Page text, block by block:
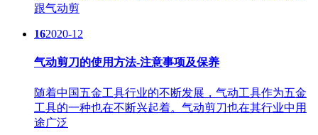
跟气动剪
162020-12
气动剪刀的使用方法-注意事项及保养
随着中国五金工具行业的不断发展，气动工具作为五金
工具的一种也在不断兴起着。气动剪刀也在其行业中用
途广泛